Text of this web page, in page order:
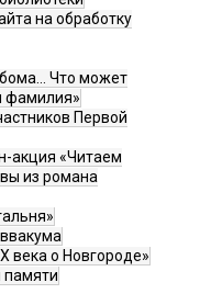
на обработку
Что может
фамилия»
Первой
акция «Читаем
из романа
века о Новгороде»
памяти